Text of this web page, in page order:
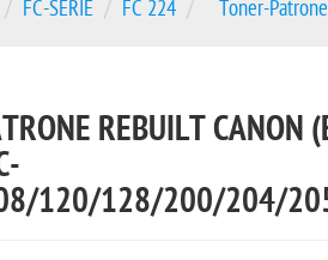
FC-SERIE FC 224 Toner-
REBUILT CANON
120/128/200/204/